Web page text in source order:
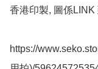
香港印製, 圖係LINK
https://